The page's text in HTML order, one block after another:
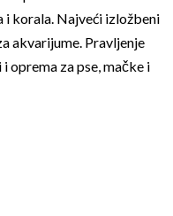
korala. Najveći izložbeni
akvarijume. Pravljenje
oprema za pse, mačke i